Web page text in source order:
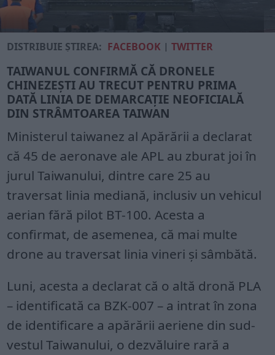
DISTRIBUIE ȘTIREA: FACEBOOK |TWITTER
TAIWANUL CONFIRMĂ CĂ DRONELE
CHINEZEȘTI AU TRECUT PENTRU PRIMA
DATĂ LINIA DE DEMARCAȚIE NEOFICIALĂ
DIN STRÂMTOAREA TAIWAN
Ministerul taiwanez al Apărării a declarat
că 45 de aeronave ale APL au zburat joi în
jurul Taiwanului, dintre care 25 au
traversat linia mediană, inclusiv un vehicul
aerian fără pilot BT-100. Acesta a
confirmat, de asemenea, că mai multe
drone au traversat linia vineri și sâmbătă.
Luni, acesta a declarat că o altă dronă PLA
– identificată ca BZK-007 – a intrat în zona
de identificare a apărării aeriene din sud-
vestul Taiwanului, o dezvăluire rară a